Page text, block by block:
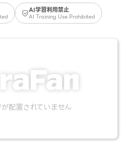
AI学習利用禁止
AI Training Use Prohibited
配置されていません